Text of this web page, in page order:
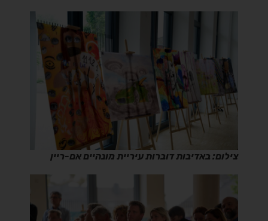
צילום: באדיבות דוברות עיריית מונהיים אם-ריין